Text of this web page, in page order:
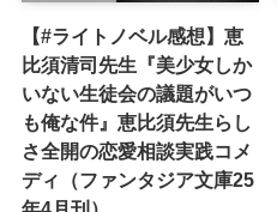
【#ライトノベル感想】恵
比須清司先生『美少女しか
いない生徒会の議題がいつ
も俺な件』恵比須先生らし
さ全開の恋愛相談実践コメ
ディ（ファンタジア文庫25